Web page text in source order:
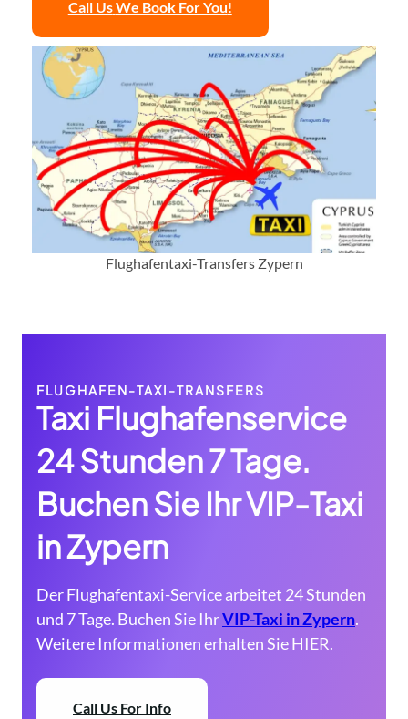
Call UsWe Book For You!
Flughafentaxi-Transfers Zypern
FLUGHAFEN-TAXI-TRANSFERS
Taxi Flughafenservice
24 Stunden 7 Tage.
Buchen Sie Ihr VIP-Taxi
in Zypern
Der Flughafentaxi-Service arbeitet 24 Stunden
und 7 Tage. Buchen Sie IhrVIP-Taxi in Zypern.
Weitere Informationen erhalten Sie HIER.
Call Us For Info